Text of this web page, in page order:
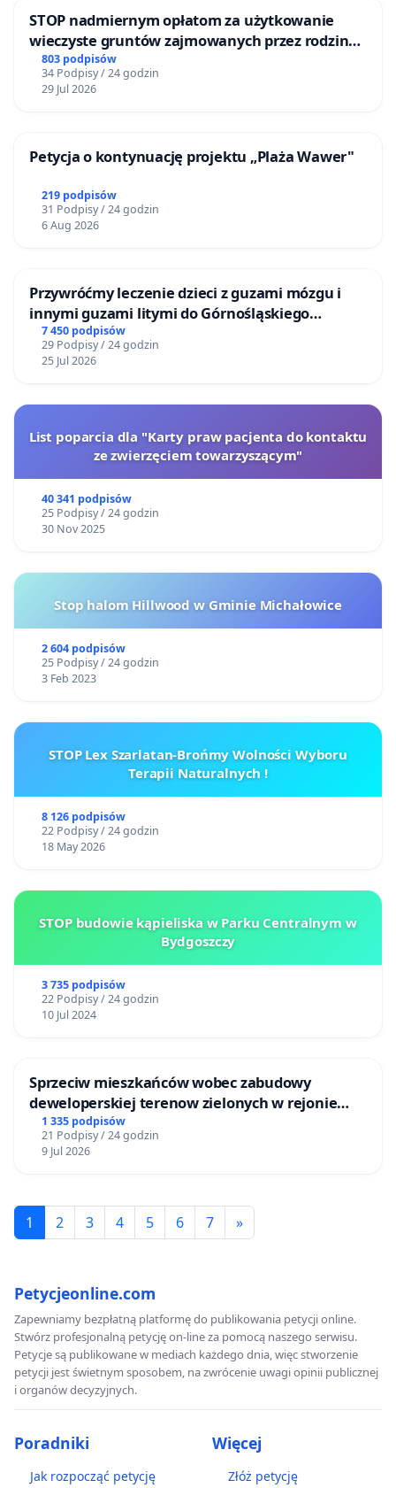
STOP nadmiernym opłatom za użytkowanie
wieczyste gruntów zajmowanych przez rodzinne
ogrody działkowe.
803 podpisów
34 Podpisy / 24 godzin
29 Jul 2026
Petycja o kontynuację projektu „Plaża Wawer"
219 podpisów
31 Podpisy / 24 godzin
6 Aug 2026
Przywróćmy leczenie dzieci z guzami mózgu i
innymi guzami litymi do Górnośląskiego
Centrum Zdrowia Dziecka w Katowicach
7 450 podpisów
29 Podpisy / 24 godzin
25 Jul 2026
List poparcia dla "Karty praw pacjenta do kontaktu
ze zwierzęciem towarzyszącym"
40 341 podpisów
25 Podpisy / 24 godzin
30 Nov 2025
Stop halom Hillwood w Gminie Michałowice
2 604 podpisów
25 Podpisy / 24 godzin
3 Feb 2023
STOP Lex Szarlatan-Brońmy Wolności Wyboru
Terapii Naturalnych !
8 126 podpisów
22 Podpisy / 24 godzin
18 May 2026
STOP budowie kąpieliska w Parku Centralnym w
Bydgoszczy
3 735 podpisów
22 Podpisy / 24 godzin
10 Jul 2024
Sprzeciw mieszkańców wobec zabudowy
deweloperskiej terenow zielonych w rejonie
Bulwarów Straceńskich w Bielsku-Białej
1 335 podpisów
21 Podpisy / 24 godzin
9 Jul 2026
1 2 3 4 5 6 7 »
Petycjeonline.com
Zapewniamy bezpłatną platformę do publikowania petycji online.
Stwórz profesjonalną petycję on-line za pomocą naszego serwisu.
Petycje są publikowane w mediach każdego dnia, więc stworzenie
petycji jest świetnym sposobem, na zwrócenie uwagi opinii publicznej
i organów decyzyjnych.
Poradniki
Jak rozpocząć petycję
Więcej
Złóż petycję